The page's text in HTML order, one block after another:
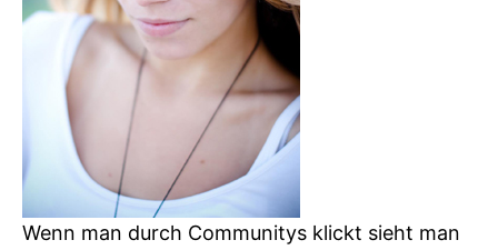
Wenn man durch Communitys klickt sieht man